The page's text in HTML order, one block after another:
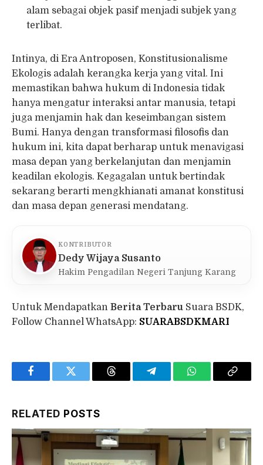
alam sebagai objek pasif menjadi subjek yang
terlibat.
Intinya, di Era Antroposen, Konstitusionalisme
Ekologis adalah kerangka kerja yang vital. Ini
memastikan bahwa hukum di Indonesia tidak
hanya mengatur interaksi antar manusia, tetapi
juga menjamin hak dan keseimbangan sistem
Bumi. Hanya dengan transformasi filosofis dan
hukum ini, kita dapat berharap untuk menavigasi
masa depan yang berkelanjutan dan menjamin
keadilan ekologis. Kegagalan untuk bertindak
sekarang berarti mengkhianati amanat konstitusi
dan masa depan generasi mendatang.
KONTRIBUTOR
Dedy Wijaya Susanto
Hakim Pengadilan Negeri Tanjung Karang
Untuk Mendapatkan Berita Terbaru Suara BSDK,
Follow Channel WhatsApp: SUARABSDKMARI
FacebookTwitter Threads TelegramWhatsAppCopy
RELATED POSTS